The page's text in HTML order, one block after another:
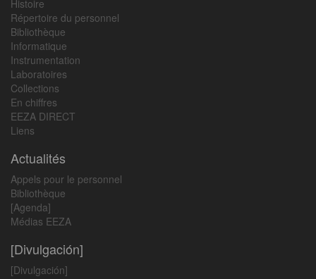
Histoire
Répertoire du personnel
Bibliothèque
Informatique
Instrumentation
Laboratoires
Collections
En chiffres
EEZA DIRECT
Liens
Actualités
Appels pour le personnel
Bibliothèque
[Agenda]
Médias EEZA
[Divulgación]
[Divulgación]